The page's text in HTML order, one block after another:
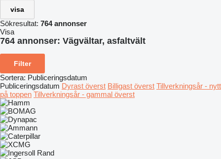
visa
Sökresultat: 764 annonser
Visa
764 annonser: Vägvältar, asfaltvält
Filter
Sortera: Publiceringsdatum
Publiceringsdatum Dyrast överst Billigast överst Tillverkningsår - nytt
på toppen Tillverkningsår - gammal överst